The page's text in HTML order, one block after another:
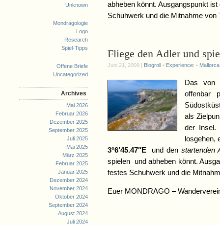
Unknown
Mondragologie
Logo
Research
Spiel-Tipps
Offene Briefe
Uncategorized
Archives
Mai 2026
Februar 2026
Dezember 2025
September 2025
Juli 2025
Mai 2025
März 2025
Februar 2025
Januar 2025
Dezember 2024
November 2024
Oktober 2024
September 2024
August 2024
Juli 2024
abheben könnt. Ausgangspunkt
Schuhwerk und die Mitnahme von
Fliege den Adler und
Juni 21, 2009 | Blogroll • Experience: • Mallorca
Das von
offenbar
als
der Insel.
losgehen,
3°6’45.47″E und den startenden
spielen und abheben könnt.
festes Schuhwerk und die
Euer MONDRAGO –